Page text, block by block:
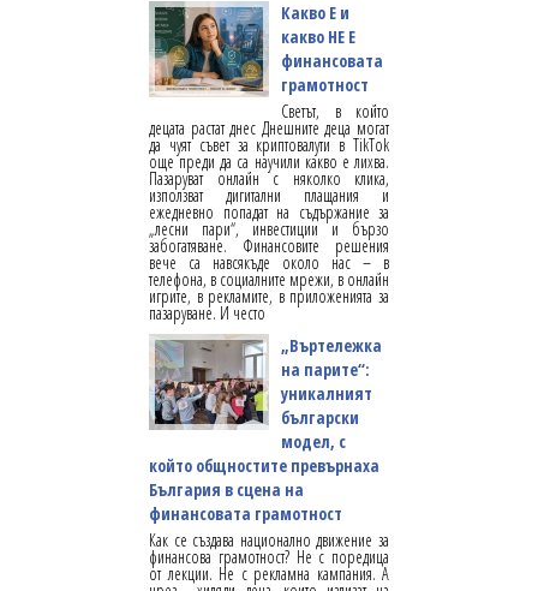
Какво Е и
какво НЕ Е
финансовата
грамотност
Светът, в който
децата растат днес Днешните деца могат
да чуят съвет за криптовалути в TikTok
още преди да са научили какво е лихва.
Пазаруват онлайн с няколко клика,
използват дигитални плащания и
ежедневно попадат на съдържание за
„лесни пари“, инвестиции и бързо
забогатяване. Финансовите решения
вече са навсякъде около нас – в
телефона, в социалните мрежи, в онлайн
игрите, в рекламите, в приложенията за
пазаруване. И често
„Въртележка
на парите“:
уникалният
български
модел, с
който общностите превърнаха
България в сцена на
финансовата грамотност
Как се създава национално движение за
финансова грамотност? Не с поредица
от лекции. Не с рекламна кампания. А